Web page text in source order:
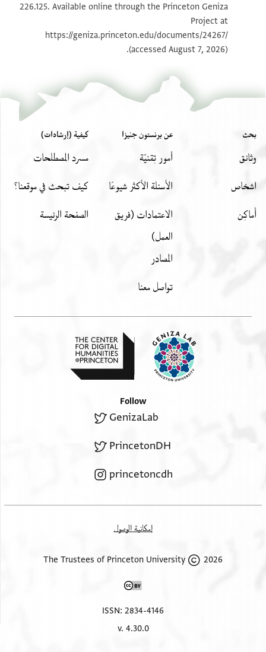
بيان أذونات الصورة
226.125. Available online through the Princeton Geniza
Project at
https://geniza.princeton.edu/documents/24267/
(accessed August 7, 2026).
بحث
وثائق
اشخاص
أَماكِن
عن برنستون جنيزا
أمور تِقنيّة
الأسئلة الأكثر شيوعًا
الاعتمادات (فريق
العمل)
المصادر
تواصل معنا
كيفية (إرشادات)
مسرد المصطلحات
كيف تبحث في موقعنا؟
الصفحة الرئيسة
Follow
GenizaLab
PrincetonDH
princetoncdh
إمكانية الوصول
2026 The Trustees of Princeton University
ISSN: 2834-4146
v. 4.30.0